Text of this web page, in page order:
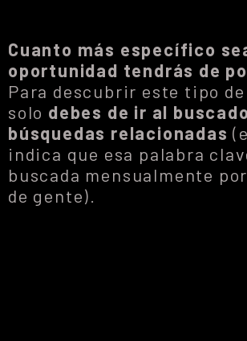
Cuanto más específico
oportunidad tendrás de
Para descubrir este tipo
solo debes de ir al
búsquedas relacionadas
indica que esa palabra
buscada mensualmente
de gente).